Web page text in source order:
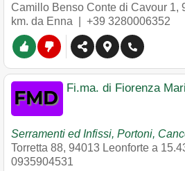
Camillo Benso Conte di Cavour 1,
km. da Enna | +39 3280006352
Fi.ma. di Fiorenza
Serramenti ed Infissi, Portoni,
Torretta 88, 94013 Leonforte a
0935904531